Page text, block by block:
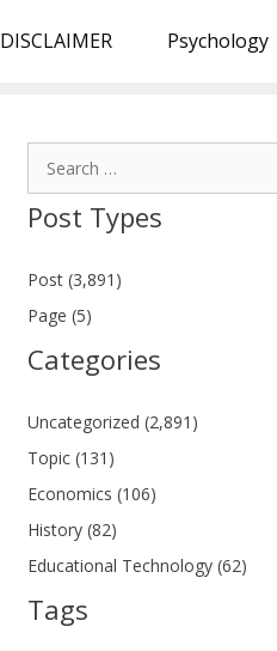
DISCLAIMER Psychology
Post Types
Post (3,891)
Page (5)
Categories
Uncategorized (2,891)
Topic (131)
Economics (106)
History (82)
Educational Technology (62)
Tags